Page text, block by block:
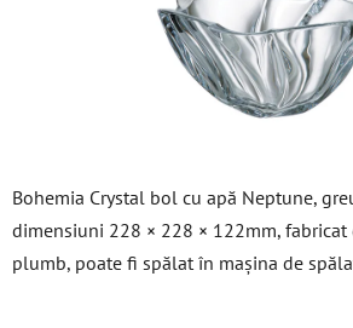
Bohemia Crystal bol cu apă Neptune,
dimensiuni 228 × 228 × 122mm, fabricat
plumb, poate fi spălat în mașina de